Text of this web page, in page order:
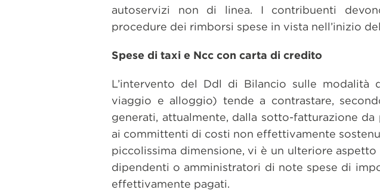
autoservizi non di linea. I contribuenti
procedure dei rimborsi spese in vista nell’inizio
Spese di taxi e Ncc con carta di credito
L’intervento del Ddl di Bilancio sulle
viaggio e alloggio) tende a contrastare,
generati, attualmente, dalla sotto-fatturazione
ai committenti di costi non effettivamente
piccolissima dimensione, vi è un ulteriore
dipendenti o amministratori di note spese di
effettivamente pagati.